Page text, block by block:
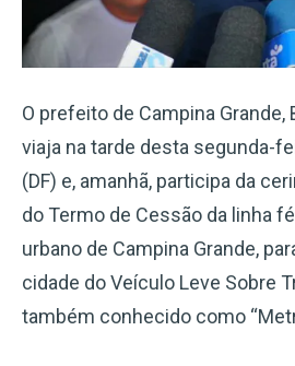
O prefeito de Campina Grande,
viaja na tarde desta segunda-
(DF) e, amanhã, participa da
do Termo de Cessão da linha
urbano de Campina Grande,
cidade do Veículo Leve Sobre
também conhecido como